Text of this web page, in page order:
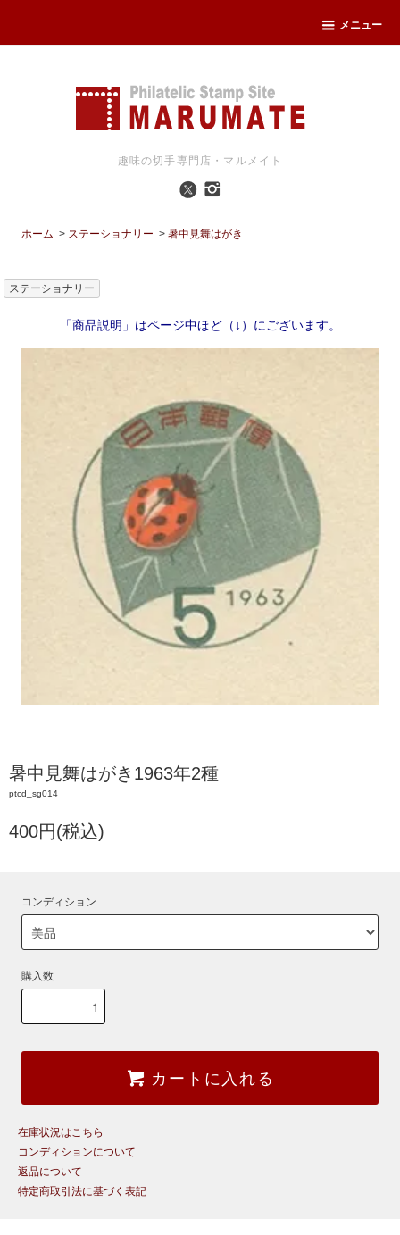
メニュー
趣味の切手専門店・マルメイト
ホーム > ステーショナリー >暑中見舞はがき
ステーショナリー
「商品説明」はページ中ほど（↓）にございます。
暑中見舞はがき1963年2種
ptcd_sg014
400円(税込)
コンディション
購入数
カートに入れる
在庫状況はこちら
コンディションについて
返品について
特定商取引法に基づく表記